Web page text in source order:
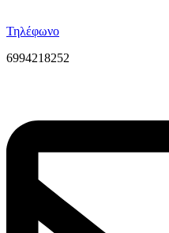
Τηλέφωνο
6994218252